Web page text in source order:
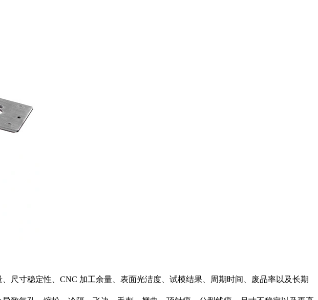
尺寸稳定性、CNC 加工余量、表面光洁度、试模结果、周期时间、废品率以及长期